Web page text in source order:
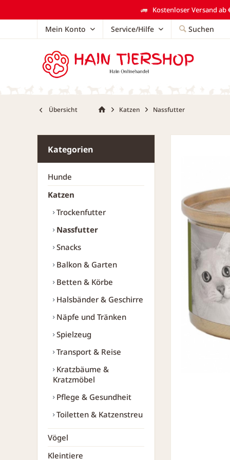
Kostenloser Versand ab
Mein Konto Service/Hilfe Suchen
Übersicht Katzen Nassfutter
Kategorien
Hunde
Katzen
Trockenfutter
Nassfutter
Snacks
Balkon & Garten
Betten & Körbe
Halsbänder & Geschirre
Näpfe und Tränken
Spielzeug
Transport & Reise
Kratzbäume &
Kratzmöbel
Pflege & Gesundheit
Toiletten & Katzenstreu
Vögel
Kleintiere